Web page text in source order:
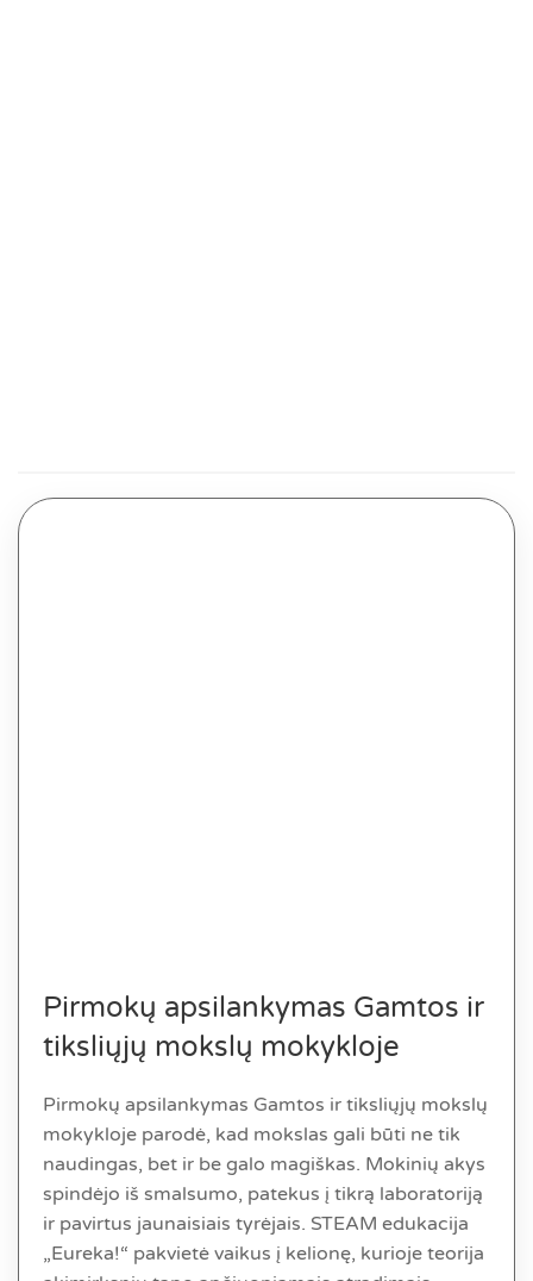
Pirmokų apsilankymas Gamtos ir
tiksliųjų mokslų mokykloje
Pirmokų apsilankymas Gamtos ir tiksliųjų mokslų
mokykloje parodė, kad mokslas gali būti ne tik
naudingas, bet ir be galo magiškas. Mokinių akys
spindėjo iš smalsumo, patekus į tikrą laboratoriją
ir pavirtus jaunaisiais tyrėjais. STEAM edukacija
„Eureka!“ pakvietė vaikus į kelionę, kurioje teorija